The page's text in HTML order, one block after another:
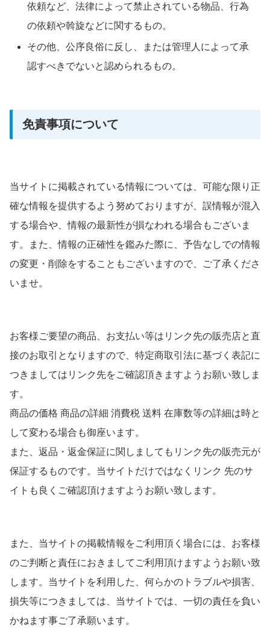
依頼など、法律によって禁止されている物品、行為
の依頼や斡旋などに関するもの。
その他、公序良俗に反し、または管理人によって承
認すべきでないと認められるもの。
免責事項について
当サイトに掲載されている情報については、可能な限り正
確な情報を提供するよう努めておりますが、誤情報が混入
する場合や、情報の最新性が損なわれる場合もございま
す。また、情報の正確性を鑑みた際に、予告なしでの情報
の変更・削除をすることもございますので、ご了承くださ
いませ。
お客様ご要望の商品、お支払い等はリンク先の販売店と直
接のお取引となりますので、特定商取引法に基づく表記に
つきましてはリンク先をご確認頂きますようお願い致しま
す。
商品の価格 商品の詳細 消費税 送料 在庫数等の詳細は時と
して変わる場合も御座います。
また、返品・返金保証に関しましてもリンク先の販売元が
保証するものです。当サイトだけではなくリンク 先のサ
イトも良くご確認頂けますようお願い致します。
また、当サイトの掲載情報をご利用頂く場合には、お客様
のご判断と責任におきましてご利用頂けますようお願い致
します。当サイトを利用した、何らかのトラブルや損害、
損失等につきましては、当サイトでは、一切の責任を負い
かねます事ご了承願います。